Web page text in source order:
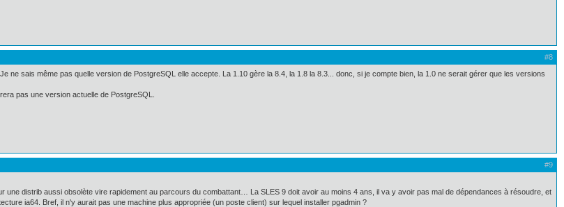
#8
ne sais même pas quelle version de PostgreSQL elle accepte. La 1.10 gère la 8.4, la 1.8 la 8.3... donc, si je compte bien, la 1.0 ne serait gérer que les versions
pas une version actuelle de PostgreSQL.
#9
une distrib aussi obsolète vire rapidement au parcours du combattant… La SLES 9 doit avoir au moins 4 ans, il va y avoir pas mal de dépendances à résoudre, et
ia64. Bref, il n'y aurait pas une machine plus appropriée (un poste client) sur lequel installer pgadmin ?